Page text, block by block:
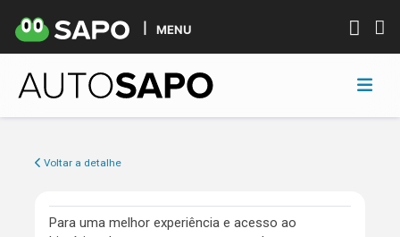
MENU
Voltar a detalhe
Para uma melhor experiência e acesso ao